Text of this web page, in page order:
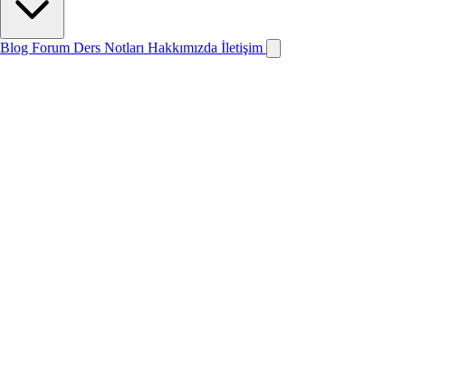
Blog Forum Ders Notları Hakkımızda İletişim